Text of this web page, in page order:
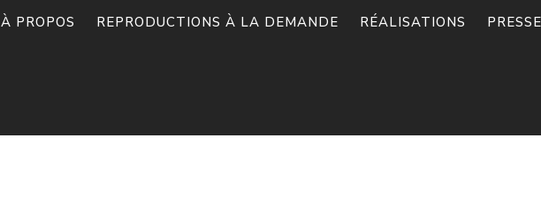
À PROPOS REPRODUCTIONS À LA DEMANDE RÉALISATIONS PRESSE